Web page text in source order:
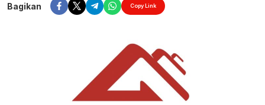
Bagikan Copy Link